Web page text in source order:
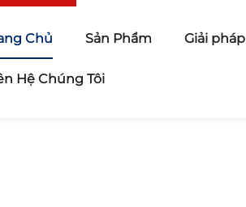
Chủ Sản Phẩm Giải pháp
Hệ Chúng Tôi